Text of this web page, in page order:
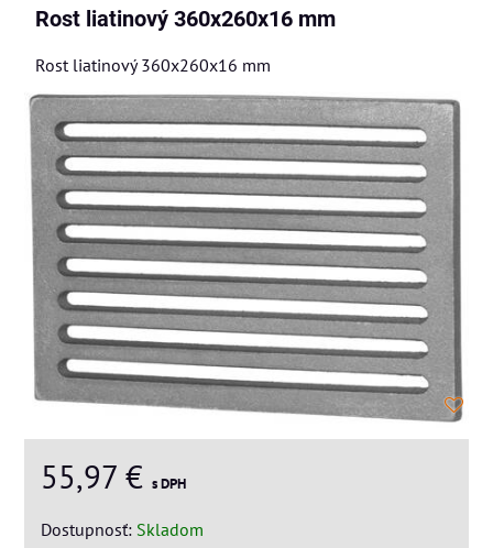
Rost liatinový 360x260x16 mm
Rost liatinový 360x260x16 mm
55,97 € s DPH
Dostupnosť: Skladom